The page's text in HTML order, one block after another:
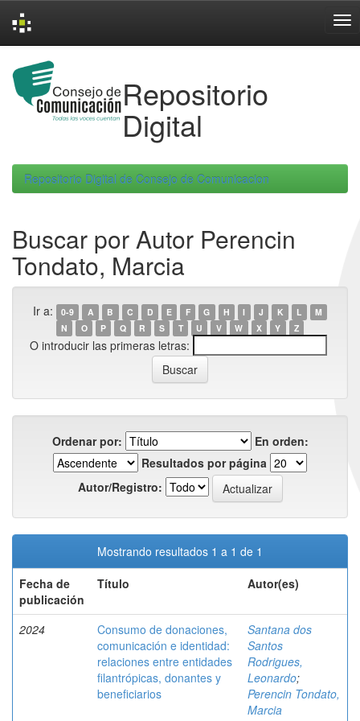
navigation
Repositorio
Digital
Repositorio Digital de Consejo de Comunicacion
Buscar por Autor Perencin
Tondato, Marcia
Ir a: 0-9 A B C D E F G H I J K L
M
N
O P Q R S T U V W X Y Z
O introducir las primeras letras:
Ordenar por:
En orden:
Resultados por página
Autor/Registro:
Mostrando resultados 1 a 1 de 1
Fecha de
publicación
Título Autor(es)
2024
Consumo de donaciones,
comunicación e identidad:
relaciones entre entidades
filantrópicas, donantes y
beneficiarios
Santana dos
Santos
Rodrigues,
Leonardo;
Perencin Tondato,
Marcia